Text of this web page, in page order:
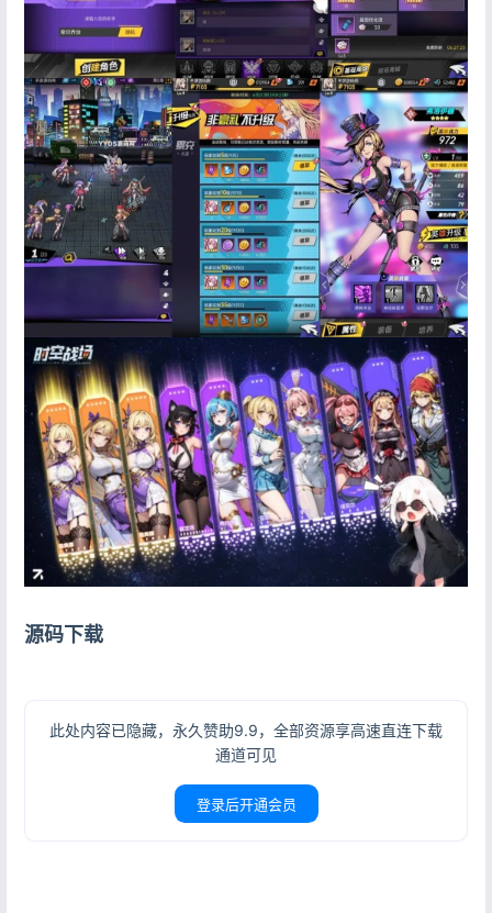
源码下载
此处内容已隐藏，永久赞助9.9，全部资源享高速直连下载
通道可见
登录后开通会员